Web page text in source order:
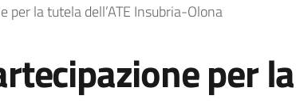
per la tutela dell’ATE Insubria-Olona
per la